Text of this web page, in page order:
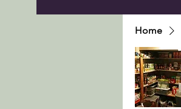
Home